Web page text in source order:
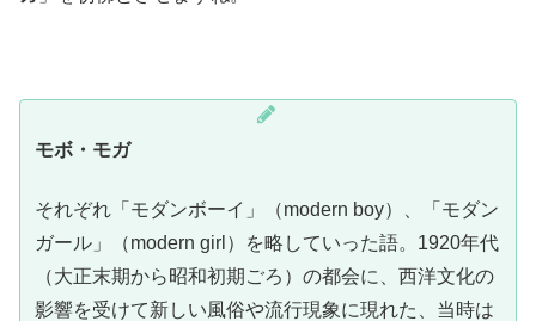
モボ・モガ
それぞれ「モダンボーイ」（modern boy）、「モダン
ガール」（modern girl）を略していった語。1920年代
（大正末期から昭和初期ごろ）の都会に、西洋文化の
影響を受けて新しい風俗や流行現象に現れた、当時は